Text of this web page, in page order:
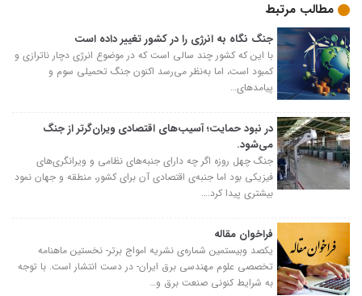
مطالب مرتبط
جنگ نگاه به انرژی را در کشور تغییر داده است
با این که کشور چند سالی است که در موضوع انرژی دچار ناترازی و
کمبود است، اما به‌نظر می‌رسد اکنون جنگ تحمیلی سوم و
پیامدهای…
در نبود حمایت؛ آسیب‌های اقتصادی ویران‌گرتر از جنگ
می‌شود.
جنگ چهل روزه اگر چه دارای جنبه‌های نظامی و ویرانگری‌های
فیزیکی بود اما جنبه‌ی اقتصادی آن برای کشور، منطقه و جهان نمود
بیشتری پیدا کرد.…
فراخوان مقاله
یکصد وبیستمین شماره‌ی نشریه امواج برتر- نخستین ماهنامه
تخصصی علوم مهندسی برق ایران- در دست انتشار است. با توجه
به شرایط کنونی صنعت برق و…